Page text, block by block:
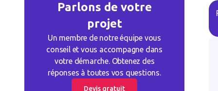
Parlons de votre
projet
Un membre de notre équipe vous
conseil et vous accompagne dans
votre démarche. Obtenez des
réponses à toutes vos questions.
Devis gratuit